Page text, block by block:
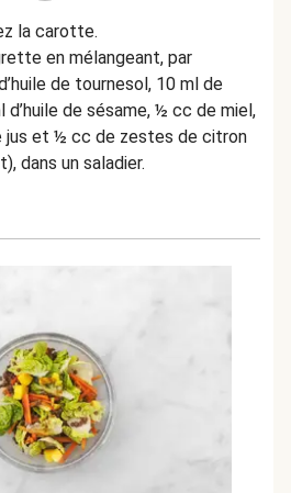
la carotte.
en mélangeant, par
de tournesol, 10 ml de
d’huile de sésame, ½ cc de miel,
jus et ½ cc de zestes de citron
dans un saladier.